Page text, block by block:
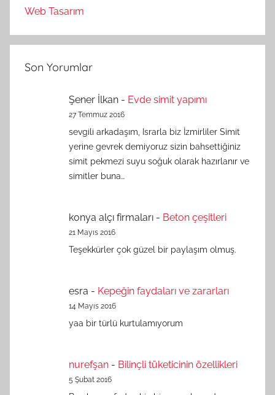
Web Tasarım
Son Yorumlar
Şener İlkan - Evde simit yapımı
27 Temmuz 2016
sevgili arkadaşım, Israrla biz İzmirliler Simit
yerine gevrek demiyoruz sizin bahsettiğiniz
simit pekmezi suyu soğuk olarak hazırlanır ve
simitler buna…
konya alçı firmaları - Beton çeşitleri
21 Mayıs 2016
Teşekkürler çok güzel bir paylaşım olmuş.
esra - Kepeğin faydaları ve zararları
14 Mayıs 2016
yaa bir türlü kurtulamıyorum
nurefşan - Bilinçli tüketicinin özellikleri
5 Şubat 2016